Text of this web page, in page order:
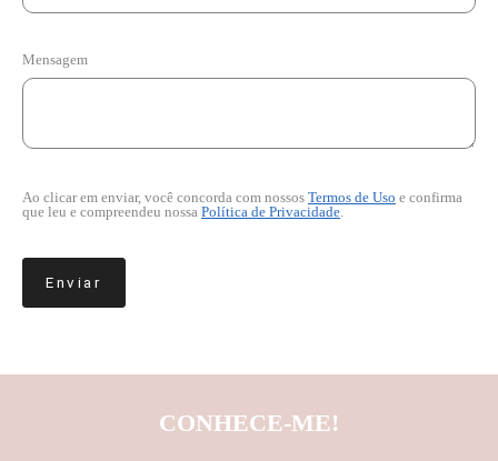
Mensagem
Ao clicar em enviar, você concorda com nossos Termos de Uso e confirma
que leu e compreendeu nossa Política de Privacidade
Enviar
CONHECE-ME!